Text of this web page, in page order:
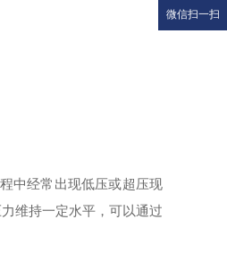
中经常出现低压或超压现
维持一定水平，可以通过
微信扫一扫